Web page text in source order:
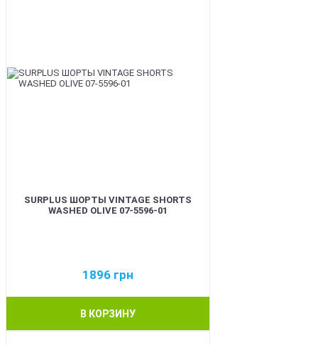
SURPLUS ШОРТЫ VINTAGE SHORTS
WASHED OLIVE 07-5596-01
1896 грн
В КОРЗИНУ